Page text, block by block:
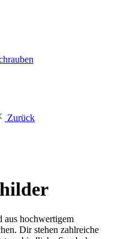
Zurück
aus hochwertigem
Dir stehen zahlreiche